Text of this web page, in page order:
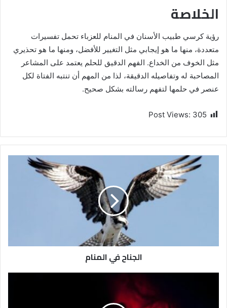
الخلاصة
رؤية كرسي طبيب الأسنان في المنام للعزباء تحمل تفسيرات
متعددة، منها ما هو إيجابي مثل التغيير للأفضل، ومنها ما هو تحذيري
مثل الخوف من الخداع. الفهم الدقيق للحلم يعتمد على المشاعر
المصاحبة له وتفاصيله الدقيقة، لذا من المهم أن تنتبه الفتاة لكل
عنصر في حلمها لتفهم رسالته بشكل صحيح.
Post Views: 305
الجناح في المنام